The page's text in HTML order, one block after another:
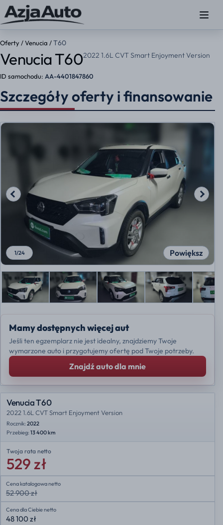
Oferty /Venucia /T60
Venucia T602022 1.6L CVT Smart Enjoyment Version
ID samochodu: AA-4401847860
Szczegóły oferty i finansowanie
Powiększ
1/24
Mamy dostępnych więcej aut
Jeśli ten egzemplarz nie jest idealny, znajdziemy Twoje
wymarzone auto i przygotujemy ofertę pod Twoje potrzeby.
Znajdź auto dla mnie
Venucia T60
2022 1.6L CVT Smart Enjoyment Version
Rocznik: 2022
Przebieg: 13 400 km
Twoja rata netto
529 zł
Cena katalogowa netto
52 900 zł
Cena dla Ciebie netto
48 100 zł